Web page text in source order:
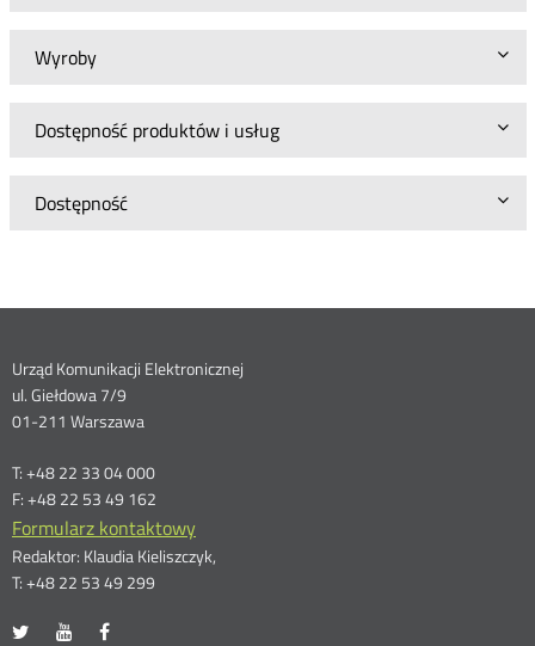
Wyroby
Dostępność produktów i usług
Dostępność
Dane
kontaktowe
Urząd Komunikacji Elektronicznej
ul. Giełdowa 7/9
01-211 Warszawa
T: +48 22 33 04 000
F: +48 22 53 49 162
Formularz kontaktowy
Redaktor: Klaudia Kieliszczyk,
T: +48 22 53 49 299
UKE
OtwórzUKE
Otwórz